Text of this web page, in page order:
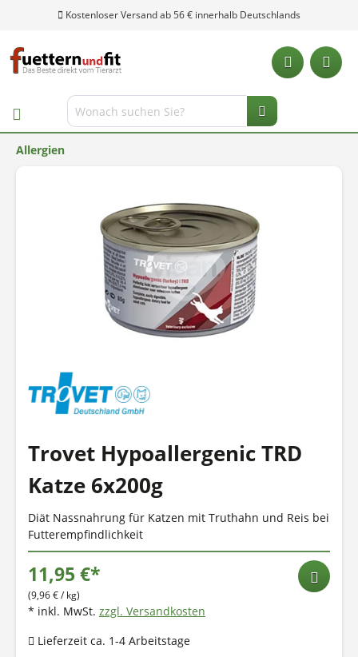
Kostenloser Versand ab 56 € innerhalb Deutschlands
Allergien
Trovet Hypoallergenic TRD
Katze 6x200g
Diät Nassnahrung für Katzen mit Truthahn und Reis bei
Futterempfindlichkeit
11,95 €*
(9,96 € / kg)
* inkl. MwSt. zzgl. Versandkosten
Lieferzeit ca. 1-4 Arbeitstage